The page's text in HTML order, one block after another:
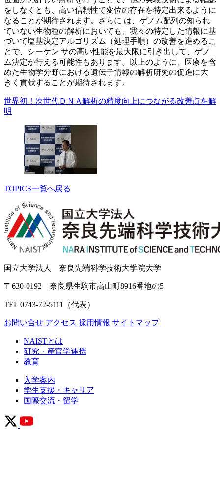
をしなくとも、高い信頼性で変位の存在を特定出来るように
なることが期待されます。さらに は、ゲノム配列の知られ
ていない生物種の解析においても、我々の特定した情報に基
づいて塩基決定アルゴリズム（処理手順）の改善を進めるこ
とで、シーケン サの高い性能を最大限に引き出して、ゲノ
ム決定が行える可能性もあります。以上のように、医療を含
めた生物学分野における遺伝子情報の解析研究の促進に大
きく貢献することが期待されます。
世界初！次世代ＤＮＡ解析の精度向上につながる改善点を解
明
TOPICS一覧へ戻る
国立大学法人 奈良先端科学技術大学院大学
〒630-0192 奈良県生駒市高山町8916番地の5
TEL 0743-72-5111（代表）
お問い合せ アクセス 採用情報 サイトマップ
NAISTとは
研究・産官学連携
教育
入学案内
学生支援・キャリア
国際交流・留学